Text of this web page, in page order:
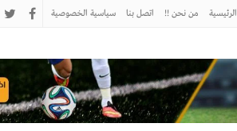
الرئيسية من نحن !! اتصل بنا سياسية الخصوصية